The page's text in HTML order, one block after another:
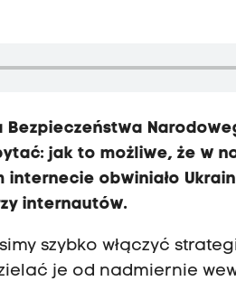
Bezpieczeństwa
jak to możliwe, że w
obwiniało
internautów.
szybko włączyć
je od nadmiernie